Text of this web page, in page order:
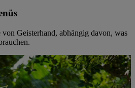
Geisterhand, abhängig davon, was